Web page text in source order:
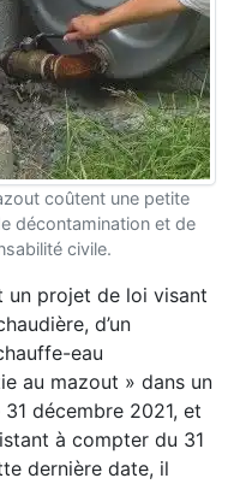
coûtent une petite
décontamination et de
civile.
un projet de loi visant
d’un
eau
au mazout » dans un
décembre 2021, et
à compter du 31
dernière date, il